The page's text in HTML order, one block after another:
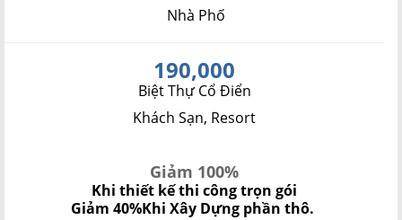
Nhà Phố
190,000
Biệt Thự Cổ Điển
Khách Sạn, Resort
Giảm 100%
Khi thiết kế thi công trọn gói
Giảm 40%Khi Xây Dựng phần thô.